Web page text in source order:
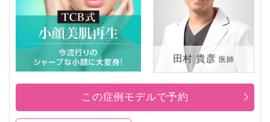
田村 貴彦 医師
この症例モデルで予約